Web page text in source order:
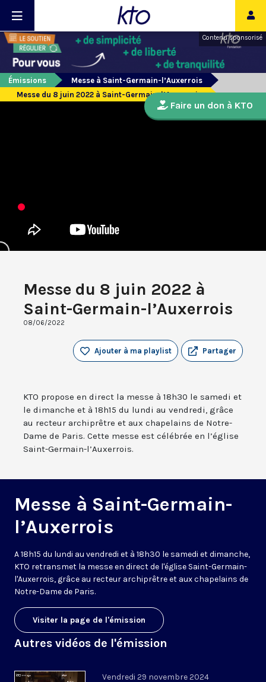
Contenu sponsorisé
Émissions
Messe à Saint-Germain-l’Auxerrois
Messe du 8 juin 2022 à Saint-Germain-l’Auxerrois
Messe du 8 juin 2022 à
Saint-Germain-l’Auxerrois
08/06/2022
Partager
Ajouter à ma playlist
KTO propose en direct la messe à 18h30 le samedi et
le dimanche et à 18h15 du lundi au vendredi, grâce
au recteur archiprêtre et aux chapelains de Notre-
Dame de Paris. Cette messe est célébrée en l’église
Saint-Germain-l’Auxerrois.
Messe à Saint-Germain-
l’Auxerrois
A 18h15 du lundi au vendredi et à 18h30 le samedi et dimanche,
KTO retransmet la messe en direct de l'église Saint-Germain-
l'Auxerrois, grâce au recteur archiprêtre et aux chapelains de
Notre-Dame de Paris.
Visiter la page de l'émission
Autres vidéos de l'émission
Vendredi 29 novembre 2024
Faire un don à KTO